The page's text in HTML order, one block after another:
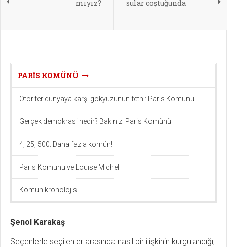
mıyız?
sular coştuğunda
PARIS KOMÜNÜ
Otoriter dünyaya karşı gökyüzünün fethi: Paris Komünü
Gerçek demokrasi nedir? Bakınız: Paris Komünü
4, 25, 500: Daha fazla komün!
Paris Komünü ve Louise Michel
Komün kronolojisi
Şenol Karakaş
Seçenlerle seçilenler arasında nasıl bir ilişkinin kurgulandığı,